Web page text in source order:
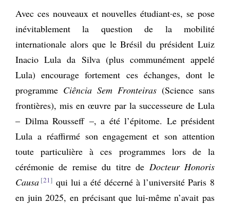
Avec ces nouveaux et nouvelles étudiant·es, se pose
inévitablement la question de la mobilité
internationale alors que le Brésil du président Luiz
Inacio Lula da Silva (plus communément appelé
Lula) encourage fortement ces échanges, dont le
programme Ciência Sem Fronteiras (Science sans
frontières), mis en œuvre par la successeure de Lula
– Dilma Rousseff –, a été l’épitome. Le président
Lula a réaffirmé son engagement et son attention
toute particulière à ces programmes lors de la
cérémonie de remise du titre de Docteur Honoris
Causa 21
qui lui a été décerné à l’université Paris 8
en juin 2025, en précisant que lui-même n’avait pas